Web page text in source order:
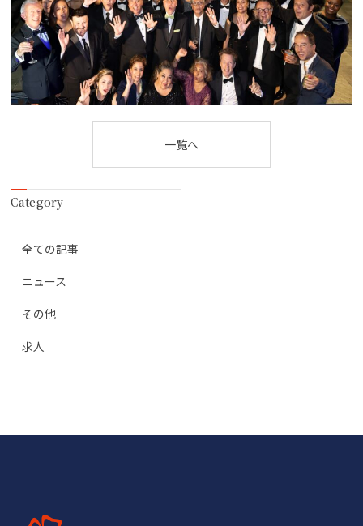
一覧へ
Category
全ての記事
ニュース
その他
求人